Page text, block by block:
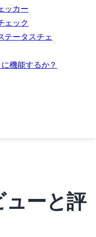
ッカー
ェック
テータスチェ
機能するか？
ーと評